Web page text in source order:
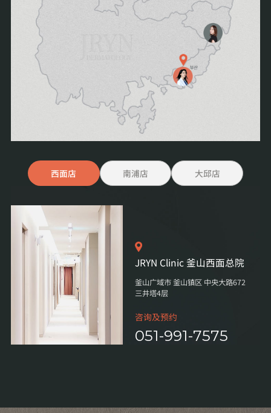
西面店 南浦店 大邱店
JRYN Clinic 釜山西面总院
釜山广域市 釜山镇区 中央大路672
三井塔4层
咨询及预约
051-991-7575